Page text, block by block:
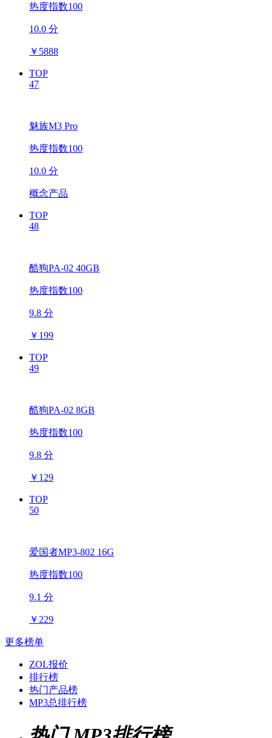
热度指数100
10.0 分
￥ 5888
TOP
47
魅族M3 Pro
热度指数100
10.0 分
概念产品
TOP
48
酷狗PA-02 40GB
热度指数100
9.8 分
￥ 199
TOP
49
酷狗PA-02 8GB
热度指数100
9.8 分
￥ 129
TOP
50
爱国者MP3-802 16G
热度指数100
9.1 分
￥ 229
更多榜单
ZOL报价
排行榜
热门产品榜
MP3总排行榜